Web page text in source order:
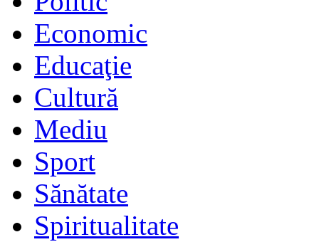
Economic
Educaţie
Cultură
Mediu
Sport
Sănătate
Spiritualitate